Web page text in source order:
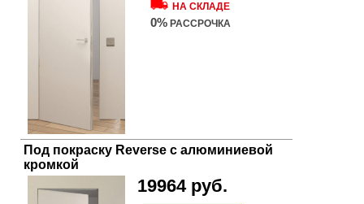
НА СКЛАДЕ
0% РАССРОЧКА
Под покраску Reverse с алюминиевой
кромкой
19964 руб.